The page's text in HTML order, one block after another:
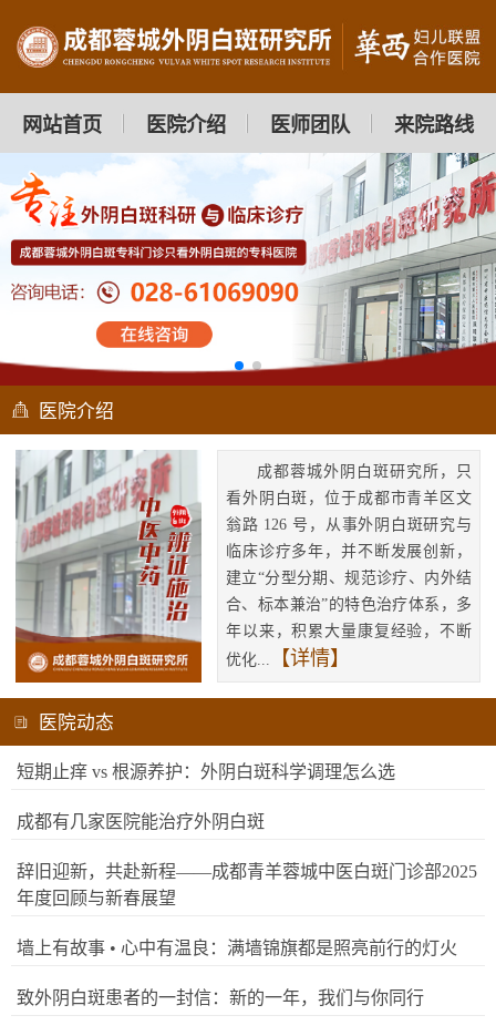
网站首页 医院介绍 医师团队 来院路线
医院介绍
成都蓉城外阴白斑研究所，只
看外阴白斑，位于成都市青羊区文
翁路 126 号，从事外阴白斑研究与
临床诊疗多年，并不断发展创新，
建立“分型分期、规范诊疗、内外结
合、标本兼治”的特色治疗体系，多
年以来，积累大量康复经验，不断
优化...
【详情】
医院动态
短期止痒 vs 根源养护：外阴白斑科学调理怎么选
成都有几家医院能治疗外阴白斑
辞旧迎新，共赴新程——成都青羊蓉城中医白斑门诊部2025
年度回顾与新春展望
墙上有故事 • 心中有温良：满墙锦旗都是照亮前行的灯火
致外阴白斑患者的一封信：新的一年，我们与你同行